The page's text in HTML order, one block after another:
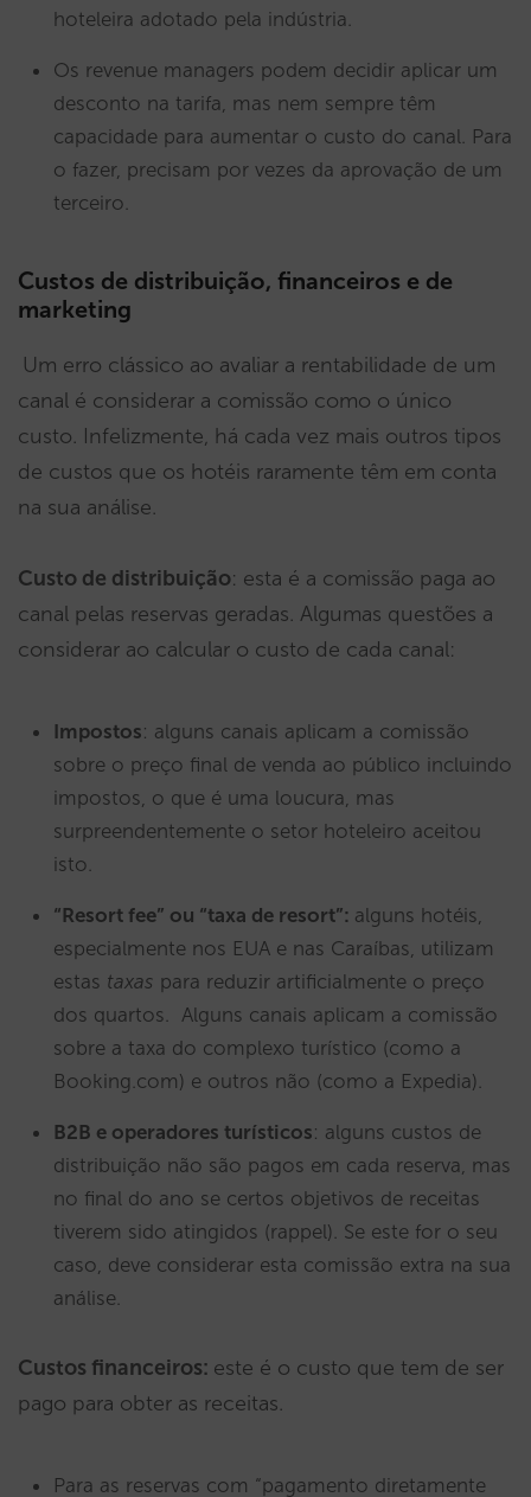
hoteleira adotado pela indústria.
Os revenue managers podem decidir aplicar um
desconto na tarifa, mas nem sempre têm
capacidade para aumentar o custo do canal. Para
o fazer, precisam por vezes da aprovação de um
terceiro.
Custos de distribuição, financeiros e de
marketing
Um erro clássico ao avaliar a rentabilidade de um
canal é considerar a comissão como o único
custo. Infelizmente, há cada vez mais outros tipos
de custos que os hotéis raramente têm em conta
na sua análise.
Custo de distribuição: esta é a comissão paga ao
canal pelas reservas geradas. Algumas questões a
considerar ao calcular o custo de cada canal:
Impostos: alguns canais aplicam a comissão
sobre o preço final de venda ao público incluindo
impostos, o que é uma loucura, mas
surpreendentemente o setor hoteleiro aceitou
isto.
“Resort fee” ou “taxa de resort”: alguns hotéis,
especialmente nos EUA e nas Caraíbas, utilizam
estas taxas para reduzir artificialmente o preço
dos quartos. Alguns canais aplicam a comissão
sobre a taxa do complexo turístico (como a
Booking.com) e outros não (como a Expedia).
B2B e operadores turísticos: alguns custos de
distribuição não são pagos em cada reserva, mas
no final do ano se certos objetivos de receitas
tiverem sido atingidos (rappel). Se este for o seu
caso, deve considerar esta comissão extra na sua
análise.
Custos financeiros: este é o custo que tem de ser
pago para obter as receitas.
Para as reservas com “pagamento diretamente